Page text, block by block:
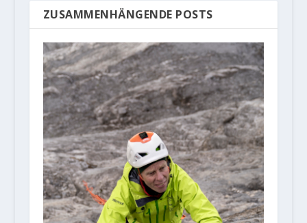
ZUSAMMENHÄNGENDE POSTS